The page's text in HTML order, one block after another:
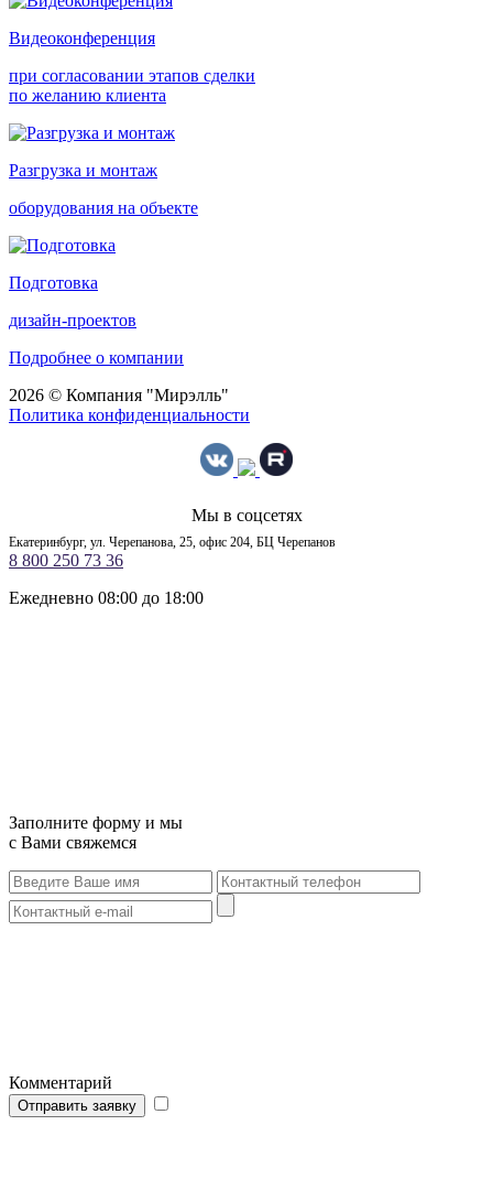
Видеоконференция
при согласовании этапов сделки
по желанию клиента
Разгрузка и монтаж
оборудования на объекте
Подготовка
дизайн-проектов
Подробнее о компании
2026 © Компания "Мирэлль"
Политика конфиденциальности
Мы в соцсетях
Екатеринбург, ул. Черепанова, 25, офис 204, БЦ Черепанов
8 800 250 73 36
Ежедневно 08:00 до 18:00
Заполните форму и мы
с Вами свяжемся
Комментарий
Отправить заявку